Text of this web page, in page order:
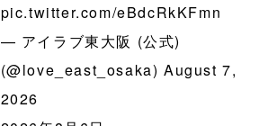
pic.twitter.com/eBdcRkKFmn
— アイラブ東大阪 (公式)
(@love_east_osaka) August 7,
2026